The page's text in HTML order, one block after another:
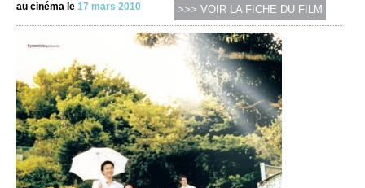
au cinéma le 17 mars 2010 >>> VOIR LA FICHE DU FILM